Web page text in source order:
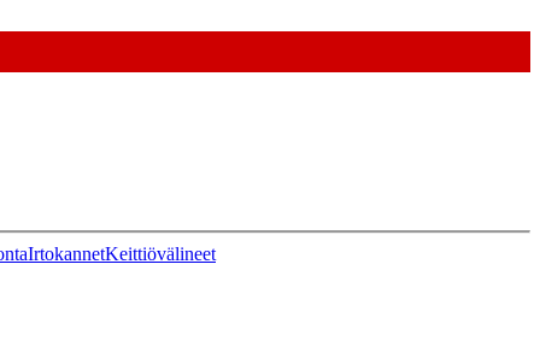
IrtokannetKeittiövälineet